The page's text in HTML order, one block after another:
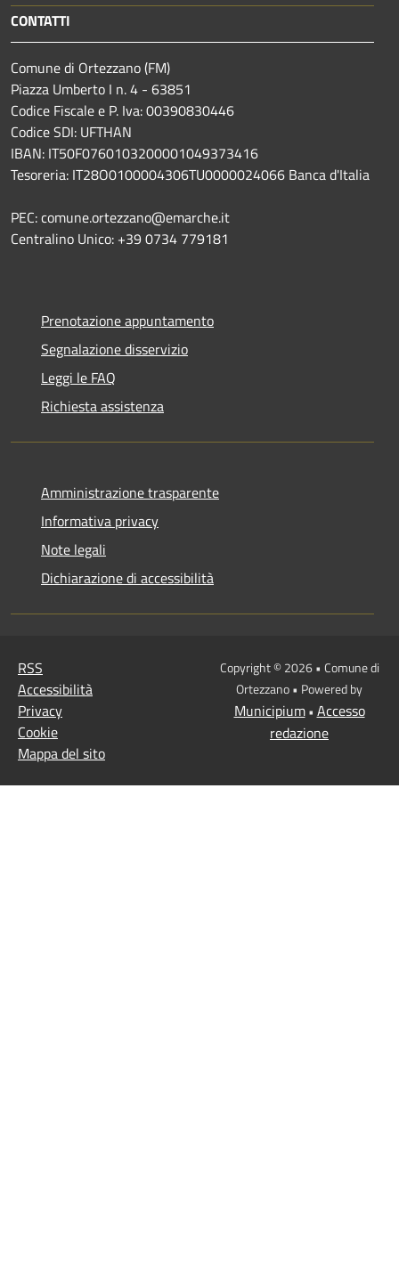
CONTATTI
Comune di Ortezzano (FM)
Piazza Umberto I n. 4 - 63851
Codice Fiscale e P. Iva: 00390830446
Codice SDI: UFTHAN
IBAN: IT50F0760103200001049373416
Tesoreria: IT28O0100004306TU0000024066 Banca d'Italia
PEC: comune.ortezzano@emarche.it
Centralino Unico: +39 0734 779181
Prenotazione appuntamento
Segnalazione disservizio
Leggi le FAQ
Richiesta assistenza
Amministrazione trasparente
Informativa privacy
Note legali
Dichiarazione di accessibilità
RSS
Accessibilità
Privacy
Cookie
Mappa del sito
Copyright © 2026 • Comune di
Ortezzano • Powered by
Municipium• Accesso
redazione